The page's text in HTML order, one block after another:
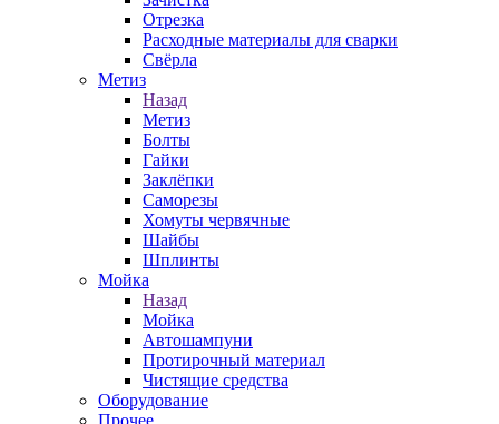
Отрезка
Расходные материалы для сварки
Свёрла
Метиз
Назад
Метиз
Болты
Гайки
Заклёпки
Саморезы
Хомуты червячные
Шайбы
Шплинты
Мойка
Назад
Мойка
Автошампуни
Протирочный материал
Чистящие средства
Оборудование
Прочее